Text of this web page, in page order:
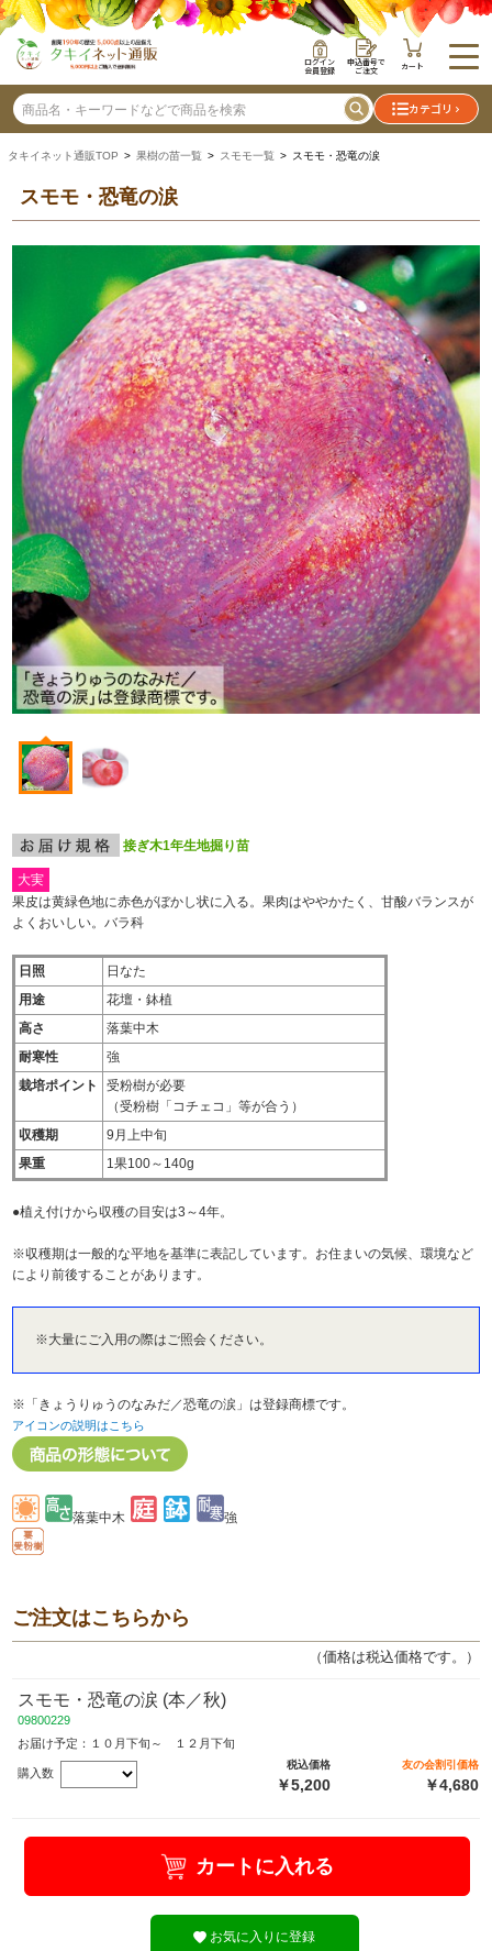
ログイン
会員登録
申込番号で
ご注文 カート
カテゴリ
タキイネット通販TOP > 果樹の苗一覧 > スモモ一覧 > スモモ・恐竜の涙
スモモ・恐竜の涙
接ぎ木1年生地掘り苗
大実
果皮は黄緑色地に赤色がぼかし状に入る。果肉はややかたく、甘酸バランスが
よくおいしい。バラ科
日照
日なた
用途
花壇・鉢植
高さ
落葉中木
耐寒性
強
栽培ポイント
受粉樹が必要
（受粉樹「コチェコ」等が合う）
収穫期
9月上中旬
果重
1果100～140g
●植え付けから収穫の目安は3～4年。
※収穫期は一般的な平地を基準に表記しています。お住まいの気候、環境など
により前後することがあります。
※大量にご入用の際はご照会ください。
※「きょうりゅうのなみだ／恐竜の涙」は登録商標です。
アイコンの説明はこちら
落葉中木 強
ご注文はこちらから
（価格は税込価格です。）
スモモ・恐竜の涙 (本／秋)
09800229
お届け予定：１０月下旬～ １２月下旬
購入数
税込価格
￥5,200
友の会割引価格
￥4,680
カートに入れる
お気に入りに登録